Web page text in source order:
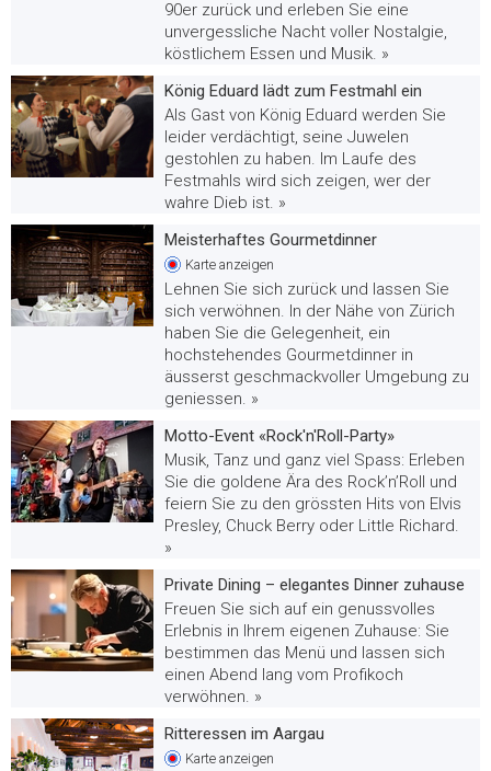
90er zurück und erleben Sie eine
unvergessliche Nacht voller Nostalgie,
köstlichem Essen und Musik. »
König Eduard lädt zum Festmahl ein
Als Gast von König Eduard werden Sie
leider verdächtigt, seine Juwelen
gestohlen zu haben. Im Laufe des
Festmahls wird sich zeigen, wer der
wahre Dieb ist. »
Meisterhaftes Gourmetdinner
Karte anzeigen
Lehnen Sie sich zurück und lassen Sie
sich verwöhnen. In der Nähe von Zürich
haben Sie die Gelegenheit, ein
hochstehendes Gourmetdinner in
äusserst geschmackvoller Umgebung zu
geniessen. »
Motto-Event «Rock'n'Roll-Party»
Musik, Tanz und ganz viel Spass: Erleben
Sie die goldene Ära des Rock’n’Roll und
feiern Sie zu den grössten Hits von Elvis
Presley, Chuck Berry oder Little Richard.
»
Private Dining – elegantes Dinner zuhause
Freuen Sie sich auf ein genussvolles
Erlebnis in Ihrem eigenen Zuhause: Sie
bestimmen das Menü und lassen sich
einen Abend lang vom Profikoch
verwöhnen. »
Ritteressen im Aargau
Karte anzeigen